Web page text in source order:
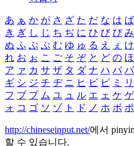
あ ぁ か が さ ざ た だ な は ば
き ぎ し じ ち ぢ に ひ び ぴ み
ぬ ふ ぶ ぷ む ゆ ゅ る え ぇ け
れ お ぉ こ ご そ ぞ と ど の ほ
ア ァ カ サ ザ タ ダ ナ ハ バ パ
ギ シ ジ チ ヂ ニ ヒ ビ ピ ミ リ
フ ブ プ ム ユ ュ ル エ ェ ケ ゲ
ォ コ ゴ ソ ゾ ト ド ノ ホ ボ ポ
http://chineseinput.net/에서
할 수 있습니다.